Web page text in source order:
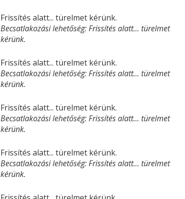
Frissítés alatt... türelmet kérünk.
Becsatlakozási lehetőség: Frissítés alatt... türelmet
kérünk.
Frissítés alatt... türelmet kérünk.
Becsatlakozási lehetőség: Frissítés alatt... türelmet
kérünk.
Frissítés alatt... türelmet kérünk.
Becsatlakozási lehetőség: Frissítés alatt... türelmet
kérünk.
Frissítés alatt... türelmet kérünk.
Becsatlakozási lehetőség: Frissítés alatt... türelmet
kérünk.